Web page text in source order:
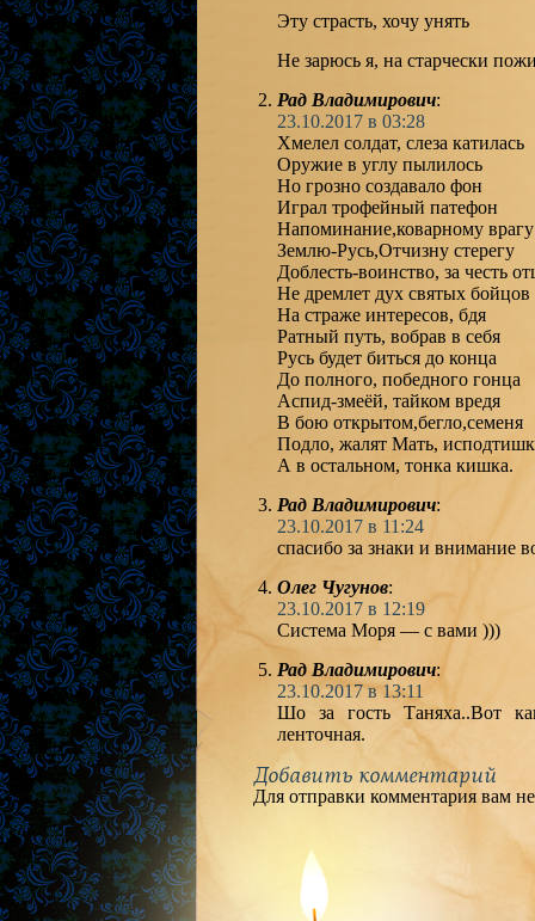
Эту страсть, хочу унять
Не зарюсь я, на старчески
Рад Владимирович:
23.10.2017 в 03:28
Хмелел солдат, слеза катилась
Оружие в углу пылилось
Но грозно создавало фон
Играл трофейный патефон
Напоминание,коварному врагу
Землю-Русь,Отчизну стерегу
Доблесть-воинство, за честь
Не дремлет дух святых бойцов
На страже интересов, бдя
Ратный путь, вобрав в себя
Русь будет биться до конца
До полного, победного гонца
Аспид-змеёй, тайком вредя
В бою открытом,бегло,семеня
Подло, жалят Мать,
А в остальном, тонка кишка.
Рад Владимирович:
23.10.2017 в 11:24
спасибо за знаки и внимание
Олег Чугунов:
23.10.2017 в 12:19
Система Моря — с вами )))
Рад Владимирович:
23.10.2017 в 13:11
Шо за гость Таняха..Вот
ленточная.
Добавить комментарий
Для отправки комментария вам